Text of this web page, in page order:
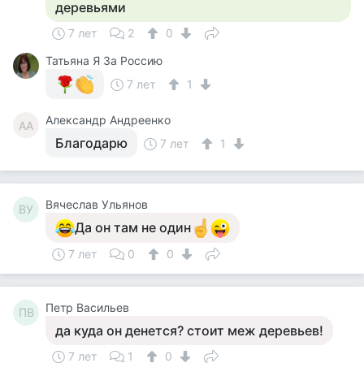
деревьями
7 лет 2
0
Татьяна Я За Россию
7 лет
1
АА Александр Андреенко
Благодарю 7 лет 1
ВУ Вячеслав Ульянов
Да он там не один
7 лет 0 0
ПВ Петр Васильев
да куда он денется? стоит меж деревьев!
7 лет 1
0